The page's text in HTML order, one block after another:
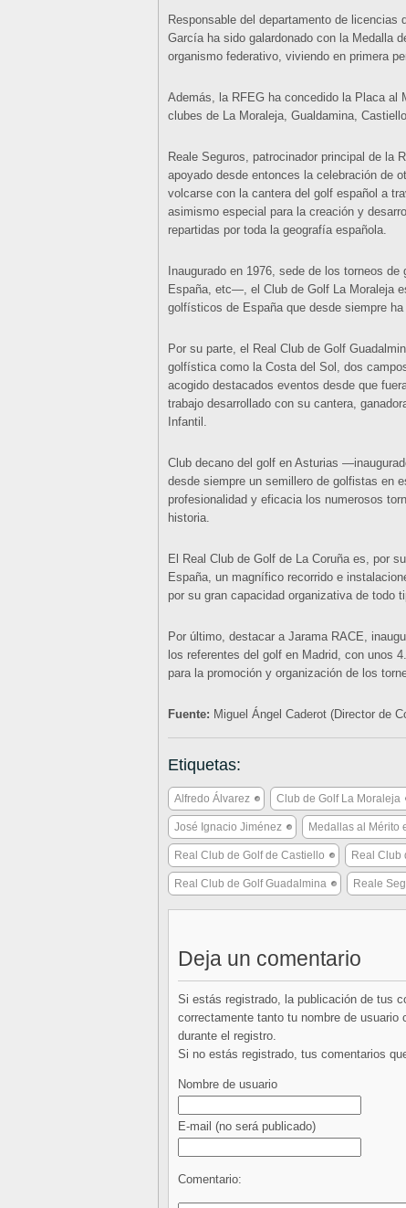
Responsable del departamento de
García ha sido galardonado con la Medalla
organismo federativo, viviendo en primera
Además, la RFEG ha concedido la Placa al
clubes de La Moraleja, Gualdamina,
Reale Seguros, patrocinador principal de la
apoyado desde entonces la celebración de
volcarse con la cantera del golf español a
asimismo especial para la creación y
repartidas por toda la geografía española.
Inaugurado en 1976, sede de los torneos
España, etc—, el Club de Golf La Moraleja
golfísticos de España que desde siempre
Por su parte, el Real Club de Golf
golfística como la Costa del Sol, dos
acogido destacados eventos desde que
trabajo desarrollado con su cantera,
Infantil.
Club decano del golf en Asturias
desde siempre un semillero de golfistas en
profesionalidad y eficacia los numerosos
historia.
El Real Club de Golf de La Coruña es, por
España, un magnífico recorrido e
por su gran capacidad organizativa de todo
Por último, destacar a Jarama RACE,
los referentes del golf en Madrid, con unos
para la promoción y organización de los
Fuente: Miguel Ángel Caderot (Director de
Etiquetas:
Alfredo Álvarez Club de Golf La Moraleja
José Ignacio Jiménez Medallas al Mérito
Real Club de Golf de Castiello Real Club
Real Club de Golf Guadalmina Reale
Deja un comentario
Si estás registrado, la publicación de tus
correctamente tanto tu nombre de
durante el registro.
Si no estás registrado, tus comentarios
Nombre de usuario
E-mail (no será publicado)
Comentario: